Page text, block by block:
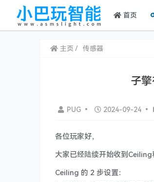
首页
主页 传感器
子
PUG • 2024-09-24 •
各位玩家好，
大家已经陆续开始收到
Ceiling 的 2 步设置：